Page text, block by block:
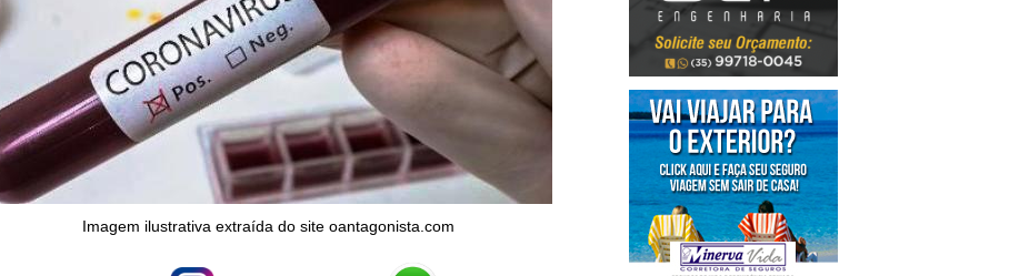
Imagem ilustrativa extraída do site oantagonista.com